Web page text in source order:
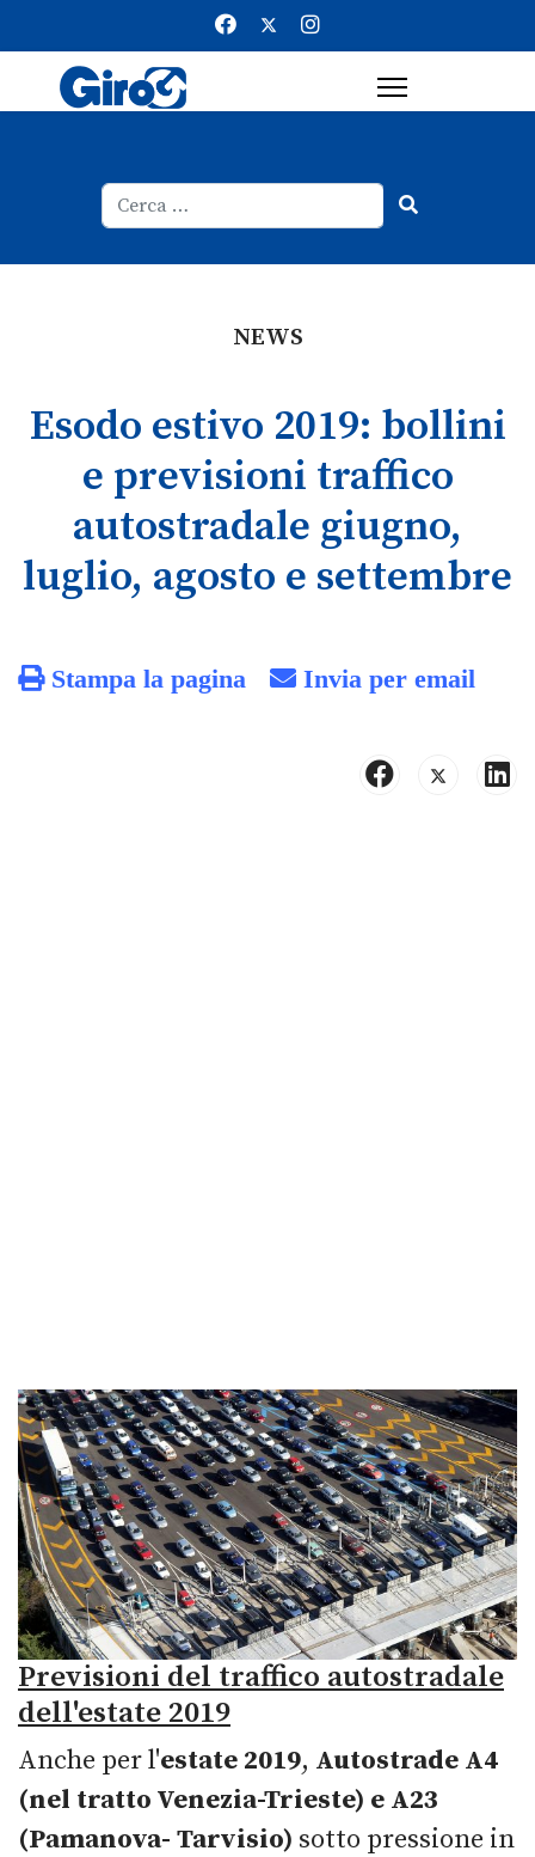
NEWS
Esodo estivo 2019: bollini
e previsioni traffico
autostradale giugno,
luglio, agosto e settembre
Stampa la pagina Invia per email
Previsioni del traffico autostradale
dell'estate 2019
Anche per l'estate 2019, Autostrade A4
(nel tratto Venezia-Trieste) e A23
(Pamanova- Tarvisio) sotto pressione in